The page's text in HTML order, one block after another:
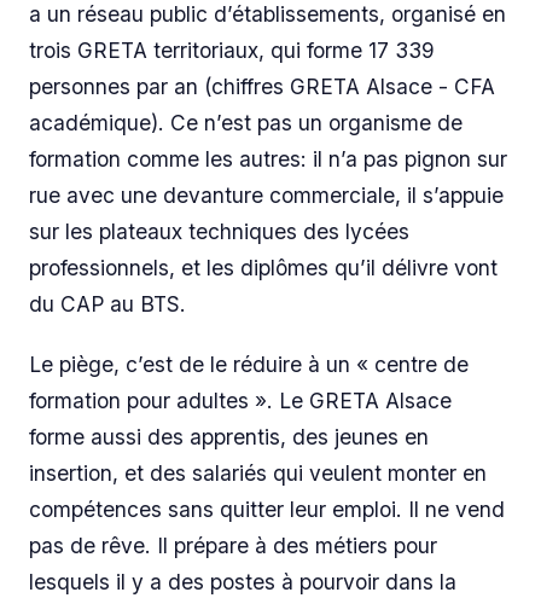
a un réseau public d’établissements, organisé en
trois GRETA territoriaux, qui forme 17 339
personnes par an (chiffres GRETA Alsace - CFA
académique). Ce n’est pas un organisme de
formation comme les autres: il n’a pas pignon sur
rue avec une devanture commerciale, il s’appuie
sur les plateaux techniques des lycées
professionnels, et les diplômes qu’il délivre vont
du CAP au BTS.
Le piège, c’est de le réduire à un « centre de
formation pour adultes ». Le GRETA Alsace
forme aussi des apprentis, des jeunes en
insertion, et des salariés qui veulent monter en
compétences sans quitter leur emploi. Il ne vend
pas de rêve. Il prépare à des métiers pour
lesquels il y a des postes à pourvoir dans la